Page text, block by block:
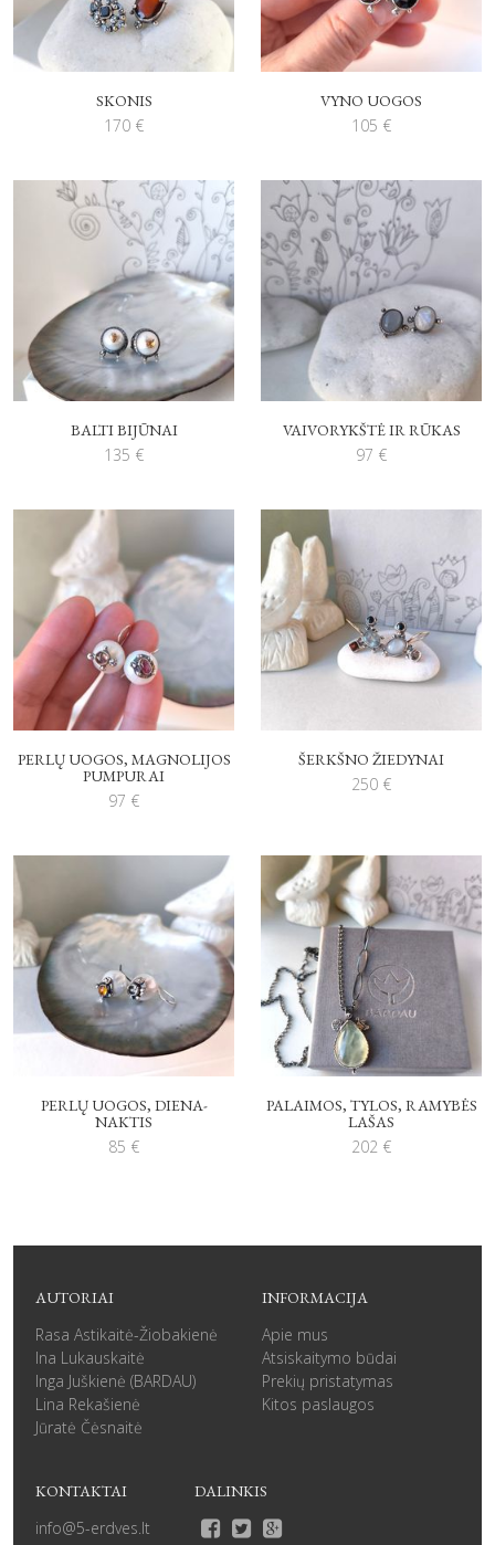
SKONIS
170 €
VYNO UOGOS
105 €
BALTI BIJŪNAI
135 €
VAIVORYKŠTĖ IR RŪKAS
97 €
PERLŲ UOGOS, MAGNOLIJOS
PUMPURAI
97 €
ŠERKŠNO ŽIEDYNAI
250 €
PERLŲ UOGOS, DIENA-
NAKTIS
85 €
PALAIMOS, TYLOS, RAMYBĖS
LAŠAS
202 €
AUTORIAI
Rasa Astikaitė-Žiobakienė
Ina Lukauskaitė
Inga Juškienė (BARDAU)
Lina Rekašienė
Jūratė Čėsnaitė
INFORMACIJA
Apie mus
Atsiskaitymo būdai
Prekių pristatymas
Kitos paslaugos
KONTAKTAI
info@5-erdves.lt
DALINKIS